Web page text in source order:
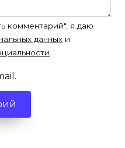
комментарий", я даю
данных и
.